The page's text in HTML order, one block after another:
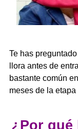
Te has
llora antes de
bastante común
meses de la
¿Por